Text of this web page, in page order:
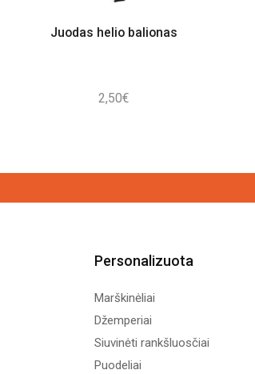
Juodas helio balionas
2,50€
Personalizuota
Marškinėliai
Džemperiai
Siuvinėti rankšluosčiai
Puodeliai